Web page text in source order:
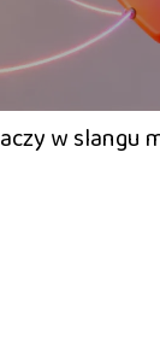
w slangu